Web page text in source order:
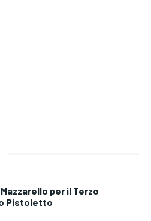
per il Terzo
Pistoletto